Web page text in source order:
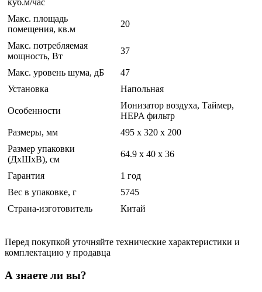
куб.м/час
Макс. площадь
помещения, кв.м
20
Макс. потребляемая
мощность, Вт
37
Макс. уровень шума, дБ
47
Установка
Напольная
Особенности
Ионизатор воздуха, Таймер,
HEPA фильтр
Размеры, мм
495 х 320 х 200
Размер упаковки
(ДхШхВ), см
64.9 x 40 x 36
Гарантия
1 год
Вес в упаковке, г
5745
Страна-изготовитель
Китай
Перед покупкой уточняйте технические характеристики и
комплектацию у продавца
А знаете ли вы?